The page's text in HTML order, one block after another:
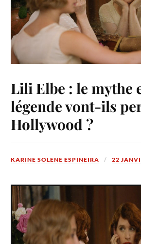
Lili Elbe : le mythe
légende vont-ils
Hollywood ?
KARINE SOLENE ESPINEIRA 22